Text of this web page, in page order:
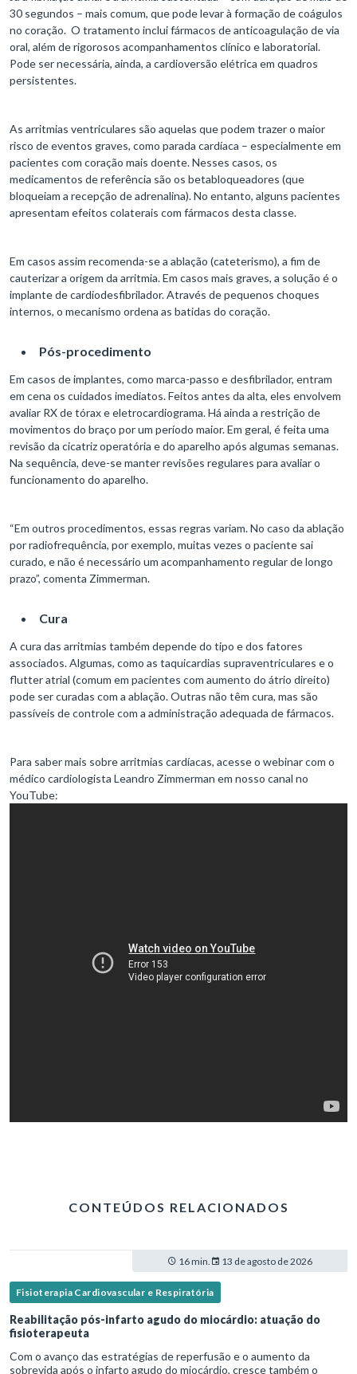
30 segundos – mais comum, que pode levar à formação de coágulos
no coração. O tratamento inclui fármacos de anticoagulação de via
oral, além de rigorosos acompanhamentos clínico e laboratorial.
Pode ser necessária, ainda, a cardioversão elétrica em quadros
persistentes.
As arritmias ventriculares são aquelas que podem trazer o maior
risco de eventos graves, como parada cardíaca – especialmente em
pacientes com coração mais doente. Nesses casos, os
medicamentos de referência são os betabloqueadores (que
bloqueiam a recepção de adrenalina). No entanto, alguns pacientes
apresentam efeitos colaterais com fármacos desta classe.
Em casos assim recomenda-se a ablação (cateterismo), a fim de
cauterizar a origem da arritmia. Em casos mais graves, a solução é o
implante de cardiodesfibrilador. Através de pequenos choques
internos, o mecanismo ordena as batidas do coração.
Pós-procedimento
Em casos de implantes, como marca-passo e desfibrilador, entram
em cena os cuidados imediatos. Feitos antes da alta, eles envolvem
avaliar RX de tórax e eletrocardiograma. Há ainda a restrição de
movimentos do braço por um período maior. Em geral, é feita uma
revisão da cicatriz operatória e do aparelho após algumas semanas.
Na sequência, deve-se manter revisões regulares para avaliar o
funcionamento do aparelho.
“Em outros procedimentos, essas regras variam. No caso da ablação
por radiofrequência, por exemplo, muitas vezes o paciente sai
curado, e não é necessário um acompanhamento regular de longo
prazo”, comenta Zimmerman.
Cura
A cura das arritmias também depende do tipo e dos fatores
associados. Algumas, como as taquicardias supraventriculares e o
flutter atrial (comum em pacientes com aumento do átrio direito)
pode ser curadas com a ablação. Outras não têm cura, mas são
passíveis de controle com a administração adequada de fármacos.
Para saber mais sobre arritmias cardíacas, acesse o webinar com o
médico cardiologista Leandro Zimmerman em nosso canal no
YouTube:
CONTEÚDOS RELACIONADOS
16 min. 13 de agosto de 2026
Fisioterapia Cardiovascular e Respiratória
Reabilitação pós-infarto agudo do miocárdio: atuação do
fisioterapeuta
Com o avanço das estratégias de reperfusão e o aumento da
sobrevida após o infarto agudo do miocárdio, cresce também o